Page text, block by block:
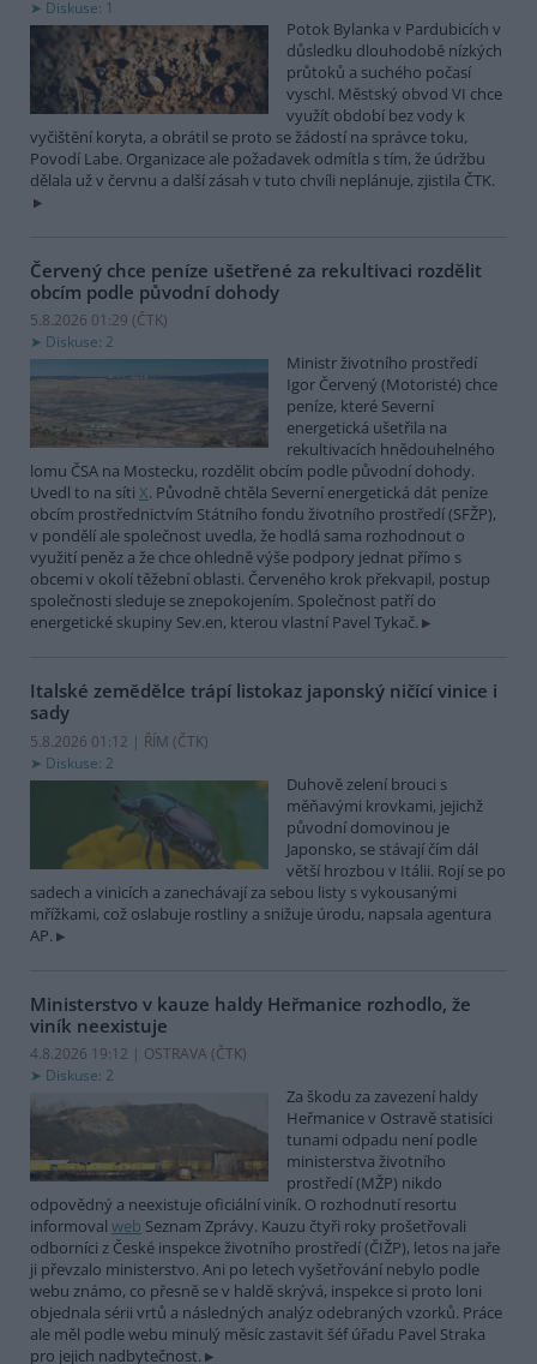
Diskuse: 1
Potok Bylanka v Pardubicích v
důsledku dlouhodobě nízkých
průtoků a suchého počasí
vyschl. Městský obvod VI chce
využít období bez vody k
vyčištění koryta, a obrátil se proto se žádostí na správce toku,
Povodí Labe. Organizace ale požadavek odmítla s tím, že údržbu
dělala už v červnu a další zásah v tuto chvíli neplánuje, zjistila ČTK.
Červený chce peníze ušetřené za rekultivaci rozdělit
obcím podle původní dohody
5.8.2026 01:29 (ČTK)
Diskuse: 2
Ministr životního prostředí
Igor Červený (Motoristé) chce
peníze, které Severní
energetická ušetřila na
rekultivacích hnědouhelného
lomu ČSA na Mostecku, rozdělit obcím podle původní dohody.
Uvedl to na síti X. Původně chtěla Severní energetická dát peníze
obcím prostřednictvím Státního fondu životního prostředí (SFŽP),
v pondělí ale společnost uvedla, že hodlá sama rozhodnout o
využití peněz a že chce ohledně výše podpory jednat přímo s
obcemi v okolí těžební oblasti. Červeného krok překvapil, postup
společnosti sleduje se znepokojením. Společnost patří do
energetické skupiny Sev.en, kterou vlastní Pavel Tykač.
Italské zemědělce trápí listokaz japonský ničící vinice i
sady
5.8.2026 01:12 | ŘÍM (ČTK)
Diskuse: 2
Duhově zelení brouci s
měňavými krovkami, jejichž
původní domovinou je
Japonsko, se stávají čím dál
větší hrozbou v Itálii. Rojí se po
sadech a vinicích a zanechávají za sebou listy s vykousanými
mřížkami, což oslabuje rostliny a snižuje úrodu, napsala agentura
AP.
Ministerstvo v kauze haldy Heřmanice rozhodlo, že
viník neexistuje
4.8.2026 19:12 | OSTRAVA (ČTK)
Diskuse: 2
Za škodu za zavezení haldy
Heřmanice v Ostravě statisíci
tunami odpadu není podle
ministerstva životního
prostředí (MŽP) nikdo
odpovědný a neexistuje oficiální viník. O rozhodnutí resortu
informoval web Seznam Zprávy. Kauzu čtyři roky prošetřovali
odborníci z České inspekce životního prostředí (ČIŽP), letos na jaře
ji převzalo ministerstvo. Ani po letech vyšetřování nebylo podle
webu známo, co přesně se v haldě skrývá, inspekce si proto loni
objednala sérii vrtů a následných analýz odebraných vzorků. Práce
ale měl podle webu minulý měsíc zastavit šéf úřadu Pavel Straka
pro jejich nadbytečnost.